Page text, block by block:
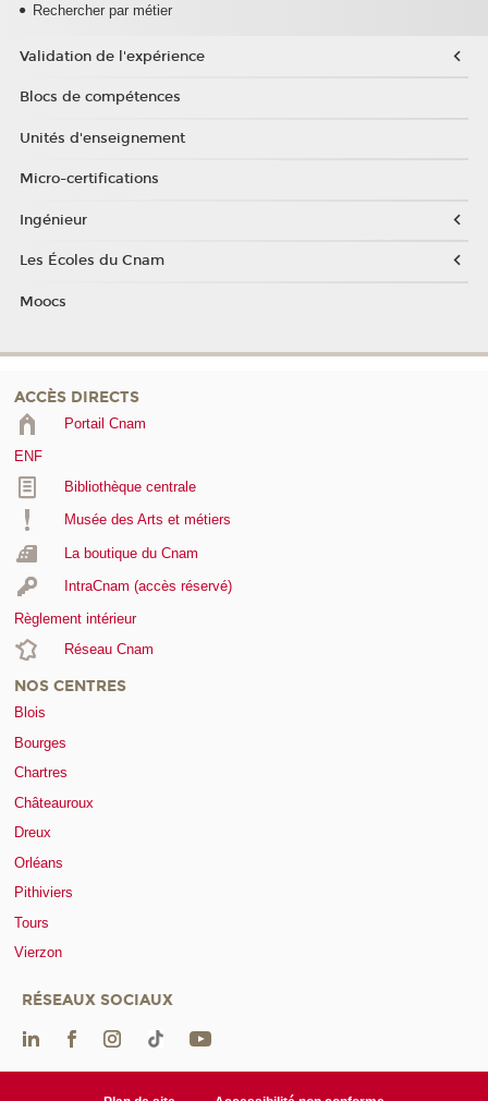
Rechercher par métier
Validation de l'expérience
Blocs de compétences
Unités d'enseignement
Micro-certifications
Ingénieur
Les Écoles du Cnam
Moocs
ACCÈS DIRECTS
Portail Cnam
ENF
Bibliothèque centrale
Musée des Arts et métiers
La boutique du Cnam
IntraCnam (accès réservé)
Règlement intérieur
Réseau Cnam
NOS CENTRES
Blois
Bourges
Chartres
Châteauroux
Dreux
Orléans
Pithiviers
Tours
Vierzon
RÉSEAUX SOCIAUX